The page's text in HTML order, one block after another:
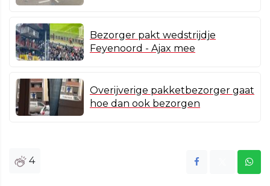
Bezorger pakt wedstrijdje
Feyenoord - Ajax mee
Overijverige pakketbezorger gaat
hoe dan ook bezorgen
4